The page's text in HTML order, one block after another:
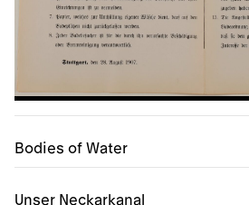
Bodies of Water
Unser Neckarkanal